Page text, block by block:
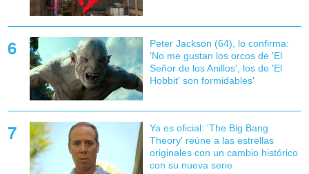
Peter Jackson (64), lo confirma:
'No me gustan los orcos de 'El
Señor de los Anillos', los de 'El
Hobbit' son formidables'
Ya es oficial: 'The Big Bang
Theory' reúne a las estrellas
originales con un cambio histórico
con su nueva serie